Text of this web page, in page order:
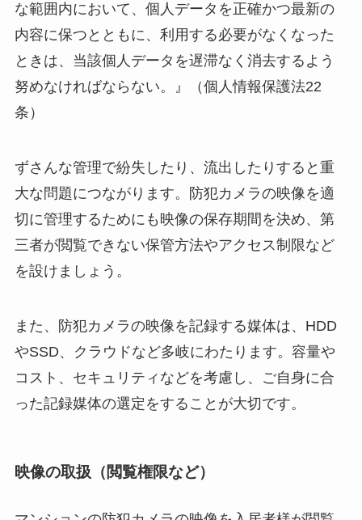
な範囲内において、個人データを正確かつ最新の
内容に保つとともに、利用する必要がなくなった
ときは、当該個人データを遅滞なく消去するよう
努めなければならない。』（個人情報保護法22
条）
ずさんな管理で紛失したり、流出したりすると重
大な問題につながります。防犯カメラの映像を適
切に管理するためにも映像の保存期間を決め、第
三者が閲覧できない保管方法やアクセス制限など
を設けましょう。
また、防犯カメラの映像を記録する媒体は、HDD
やSSD、クラウドなど多岐にわたります。容量や
コスト、セキュリティなどを考慮し、ご自身に合
った記録媒体の選定をすることが大切です。
映像の取扱（閲覧権限など）